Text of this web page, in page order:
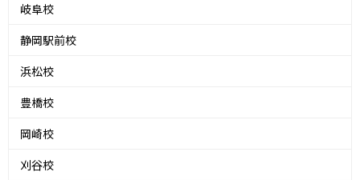
岐阜校
静岡駅前校
浜松校
豊橋校
岡崎校
刈谷校